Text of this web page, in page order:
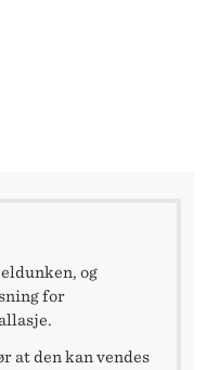
og
for
at den kan vendes